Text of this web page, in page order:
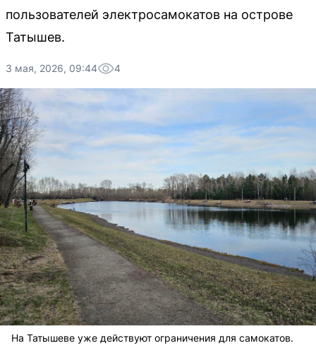
пользователей электросамокатов на острове
Татышев.
3 мая, 2026, 09:44 4
На Татышеве уже действуют ограничения для самокатов.